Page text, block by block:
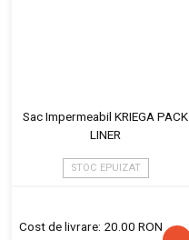
Sac Impermeabil KRIEGA PACK
LINER
STOC EPUIZAT
Cost de livrare: 20.00 RON